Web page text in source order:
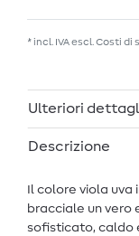
* incl. IVA escl. Costi di
Ulteriori
Descrizione
Il colore viola
bracciale un vero
sofisticato, caldo